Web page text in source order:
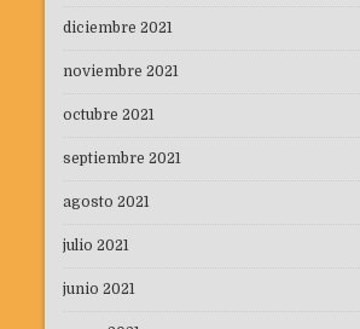
diciembre 2021
noviembre 2021
octubre 2021
septiembre 2021
agosto 2021
julio 2021
junio 2021